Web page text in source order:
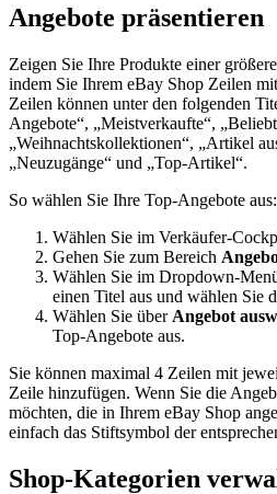
Angebote präsentieren
Zeigen Sie Ihre Produkte einer
indem Sie Ihrem eBay Shop Zeilen
Zeilen können unter den folgenden
Angebote“, „Meistverkaufte“,
„Weihnachtskollektionen“, „Artikel
„Neuzugänge“ und „Top-Artikel“.
So wählen Sie Ihre Top-Angebote aus:
Wählen Sie im Verkäufer-
Gehen Sie zum Bereich
Wählen Sie im Dropdown-
einen Titel aus und wählen Sie
Wählen Sie über Angebot
Top-Angebote aus.
Sie können maximal 4 Zeilen mit
Zeile hinzufügen. Wenn Sie die
möchten, die in Ihrem eBay Shop
einfach das Stiftsymbol der
Shop-Kategorien